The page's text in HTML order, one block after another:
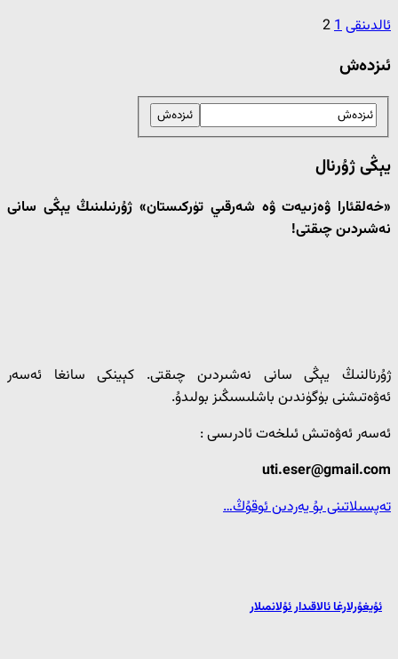
ئالدىنقى1
2
ئىزدەش
يېڭى ژۇرنال
«خەلقئارا ۋەزىيەت ۋە شەرقىي تۈركىستان» ژۇرنىلىنىڭ يېڭى سانى
نەشىردىن چىقتى!
ژۇرنالنىڭ يېڭى سانى نەشىردىن چىقتى. كېينكى سانغا ئەسەر
ئەۋەتىشنى بۈگۈندىن باشلىسىڭىز بولىدۇ.
ئەسەر ئەۋەتىش ئىلخەت ئادرىسى :
uti.eser@gmail.com
تەپسىلاتىنى بۇ يەردىن ئوقۇڭ…
ئۇيغۇرلارغا ئالاقىدار ئۇلانمىلار